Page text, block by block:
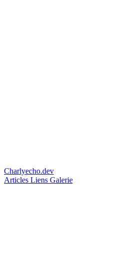
Charlyecho.dev
Articles Liens Galerie